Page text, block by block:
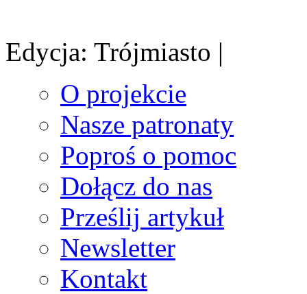
Edycja: Trójmiasto |
O projekcie
Nasze patronaty
Poproś o pomoc
Dołącz do nas
Prześlij artykuł
Newsletter
Kontakt